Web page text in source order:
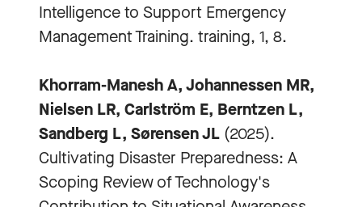
Intelligence to Support Emergency
Management Training. training, 1, 8.
Khorram-Manesh A, Johannessen MR,
Nielsen LR, Carlström E, Berntzen L,
Sandberg L, Sørensen JL (2025).
Cultivating Disaster Preparedness: A
Scoping Review of Technology's